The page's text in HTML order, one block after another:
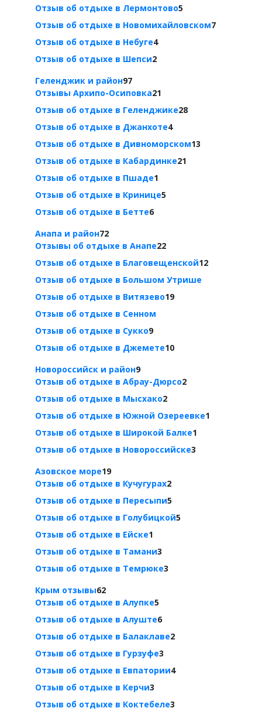
Отзыв об отдыхе в Лермонтово5
Отзыв об отдыхе в Новомихайловском7
Отзыв об отдыхе в Небуге4
Отзыв об отдыхе в Шепси2
Геленджик и район97
Отзывы Архипо-Осиповка21
Отзыв об отдыхе в Геленджике28
Отзыв об отдыхе в Джанхоте4
Отзыв об отдыхе в Дивноморском13
Отзыв об отдыхе в Кабардинке21
Отзыв об отдыхе в Пшаде1
Отзыв об отдыхе в Кринице5
Отзыв об отдыхе в Бетте6
Анапа и район72
Отзывы об отдыхе в Анапе22
Отзыв об отдыхе в Благовещенской12
Отзыв об отдыхе в Большом Утрише
Отзыв об отдыхе в Витязево19
Отзыв об отдыхе в Сенном
Отзыв об отдыхе в Сукко9
Отзыв об отдыхе в Джемете10
Новороссийск и район9
Отзыв об отдыхе в Абрау-Дюрсо2
Отзыв об отдыхе в Мысхако2
Отзыв об отдыхе в Южной Озереевке1
Отзыв об отдыхе в Широкой Балке1
Отзыв об отдыхе в Новороссийске3
Азовское море19
Отзыв об отдыхе в Кучугурах2
Отзыв об отдыхе в Пересыпи5
Отзыв об отдыхе в Голубицкой5
Отзыв об отдыхе в Ейске1
Отзыв об отдыхе в Тамани3
Отзыв об отдыхе в Темрюке3
Крым отзывы62
Отзыв об отдыхе в Алупке5
Отзыв об отдыхе в Алуште6
Отзыв об отдыхе в Балаклаве2
Отзыв об отдыхе в Гурзуфе3
Отзыв об отдыхе в Евпатории4
Отзыв об отдыхе в Керчи3
Отзыв об отдыхе в Коктебеле3